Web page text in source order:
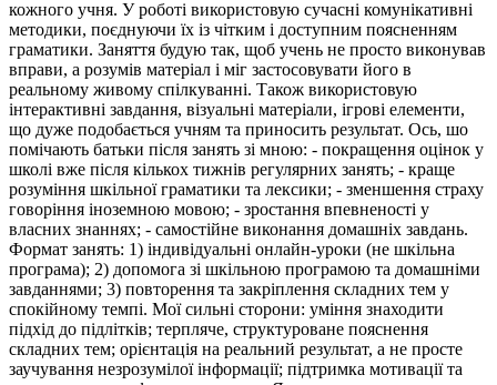
кожного учня. У роботі використовую сучасні комунікативні
методики, поєднуючи їх із чітким і доступним поясненням
граматики. Заняття будую так, щоб учень не просто виконував
вправи, а розумів матеріал і міг застосовувати його в
реальному живому спілкуванні. Також використовую
інтерактивні завдання, візуальні матеріали, ігрові елементи,
що дуже подобається учням та приносить результат. Ось, шо
помічають батьки після занять зі мною: - покращення оцінок у
школі вже після кількох тижнів регулярних занять; - кращe
розуміння шкільної граматики та лексики; - зменшення страху
говоріння іноземною мовою; - зростання впевненості у
власних знаннях; - самостійне виконання домашніх завдань.
Формат занять: 1) індивідуальні онлайн-уроки (не шкільна
програма); 2) допомога зі шкільною програмою та домашніми
завданнями; 3) повторення та закріплення складних тем у
спокійному темпі. Мої сильні сторони: уміння знаходити
підхід до підлітків; терпляче, структуроване пояснення
складних тем; орієнтація на реальний результат, а не просте
заучування незрозумілої інформації; підтримка мотивації та